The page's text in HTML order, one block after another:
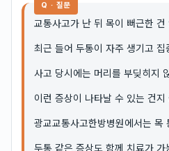
Q · 질문
교통사고가 난 뒤 목이 뻐근한 건
최근 들어 두통이 자주 생기고
사고 당시에는 머리를 부딪히지
이런 증상이 나타날 수 있는 건지
광교교통사고한방병원에서는 목
두통 같은 증상도 함께 치료가 가